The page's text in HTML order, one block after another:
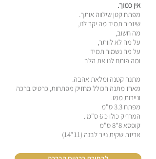
אין כמוך.
מפתח קטן שילווה אותך.
שיזכיר תמיד מה יקר לנו,
מה חשוב,
על מה לא לוותר,
על מה נשמור תמיד
ומה פותח לנו את הלב
מתנה קטנה ומלאת אהבה.
מארז מתנה הכולל מחזיק מפתחות, כרטיס ברכה
וניירות ממו.
מפתח 3.3 ס"מ
המחזיק כולו כ 6 ס"מ .
קופסא 8*8 ס"מ
אריזת שקית נייר לבנה (11*14)